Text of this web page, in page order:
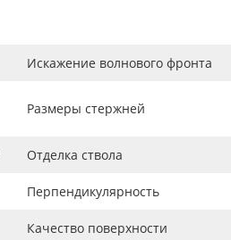
Искажение волнового фронта
Размеры стержней
Отделка ствола
Перпендикулярность
Качество поверхности